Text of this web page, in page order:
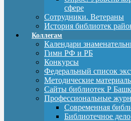
сфере
Сотрудники. Ветераны
История библиотек
Коллегам
Календари
Гимн РФ и РБ
Конкурсы
Федеральный список
Методические
Сайты библиотек Р
Профессиональные
Современная
Библиотечное дело